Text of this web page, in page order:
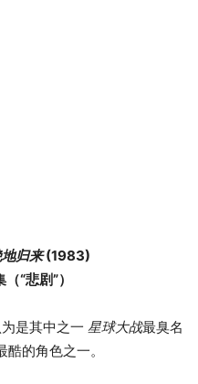
归来(1983)
“悲剧”）
是其中之一 星球大战最臭名
的角色之一。